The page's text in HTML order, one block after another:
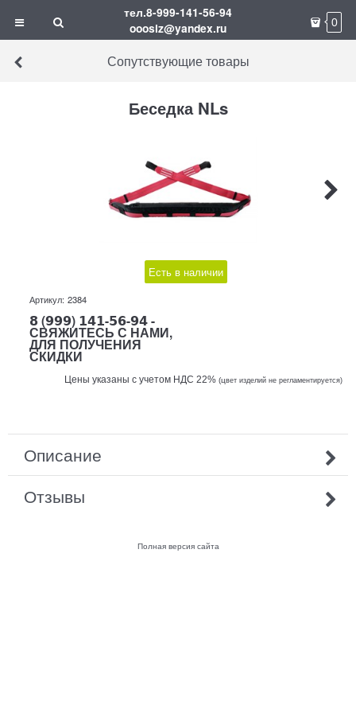
тел.8-999-141-56-94
ooosiz@yandex.ru
0
Сопутствующие товары
Беседка NLs
Есть в наличии
Артикул: 2384
𝟴 (𝟵𝟵𝟵) 𝟭𝟰𝟭-𝟱𝟲-𝟵𝟰 -
СВЯЖИТЕСЬ С НАМИ,
ДЛЯ ПОЛУЧЕНИЯ
СКИДКИ
Цены указаны с учетом НДС 22%(цвет изделий не регламентируется)
Описание
Отзывы
Полная версия сайта